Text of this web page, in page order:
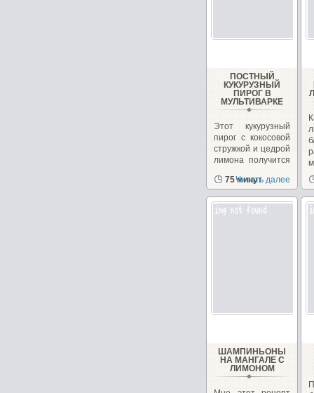
ПОСТНЫЙ
КУКУРУЗНЫЙ
ПИРОГ В
МУЛЬТИВАРКЕ
Этот кукурузный
пирог с кокосовой
стружкой и цедрой
лимона получится
75 минут
Читать далее
ШАМПИНЬОНЫ
НА МАНГАЛЕ С
ЛИМОНОМ